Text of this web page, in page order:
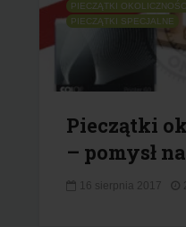
PIECZĄTKI
PIECZĄTKI SPECJALNE
Pieczątki
– pomysł
16 sierpnia 2017